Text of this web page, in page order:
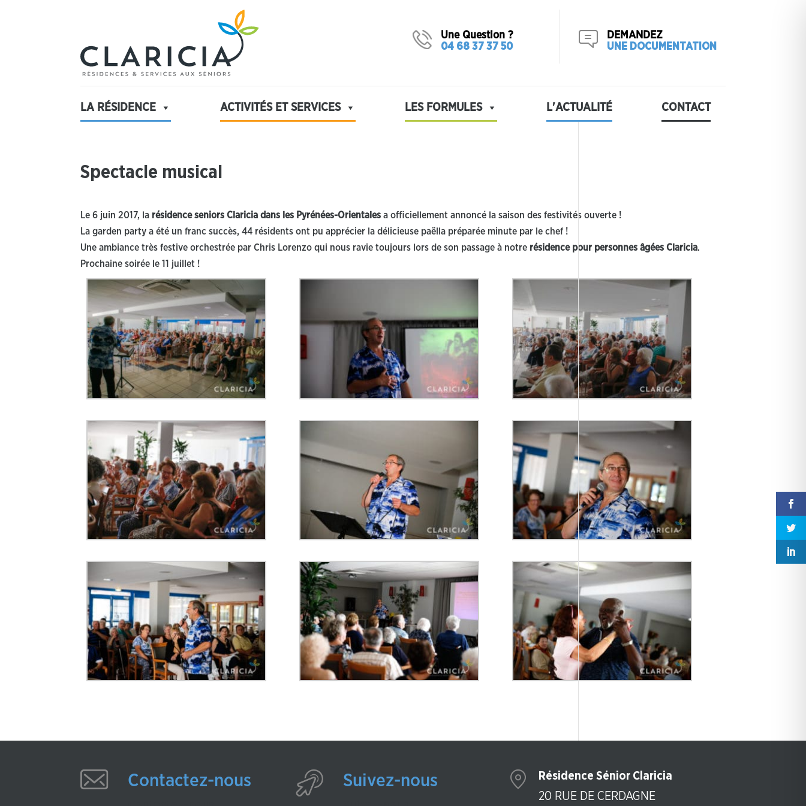
Une Question ?
04 68 37 37 50
DEMANDEZ
UNE DOCUMENTATION
LA RÉSIDENCE ACTIVITÉS ET SERVICES LES FORMULES L'ACTUALITÉ CONTACT
Spectacle musical
Le 6 juin 2017, la résidence seniors Claricia dans les Pyrénées-Orientales a officiellement annoncé la saison des festivités ouverte !
La garden party a été un franc succès, 44 résidents ont pu apprécier la délicieuse paëlla préparée minute par le chef !
Une ambiance très festive orchestrée par Chris Lorenzo qui nous ravie toujours lors de son passage à notre résidence pour personnes âgées Claricia.
Prochaine soirée le 11 juillet !
Contactez-nous Suivez-nous
Résidence Sénior Claricia
20 RUE DE CERDAGNE